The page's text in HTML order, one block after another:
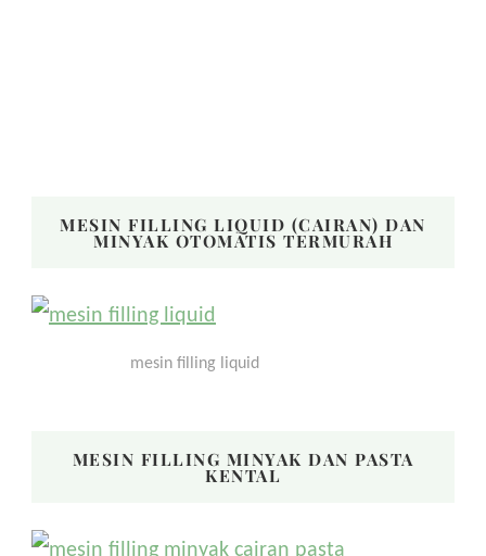
MESIN FILLING LIQUID (CAIRAN) DAN
MINYAK OTOMATIS TERMURAH
mesin filling liquid
MESIN FILLING MINYAK DAN PASTA
KENTAL